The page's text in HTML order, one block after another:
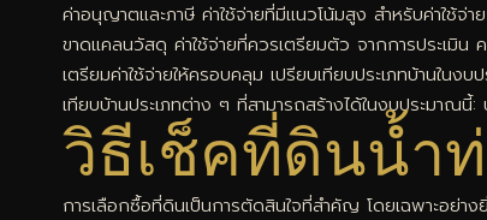
ค่าอนุญาตและภาษี ค่าใช้จ่ายที่มีแนวโน้มสูง สำหรับค่าใช้จ่
ขาดแคลนวัสดุ ค่าใช้จ่ายที่ควรเตรียมตัว จากการประเมิ
เตรียมค่าใช้จ่ายให้ครอบคลุม เปรียบเทียบประเภทบ้านในง
เทียบบ้านประเภทต่าง ๆ ที่สามารถสร้างได้ในงบประมาณ
วิธีเช็คที่ดินน้ำ
การเลือกซื้อที่ดินเป็นการตัดสินใจที่สำคัญ โดยเฉพาะอย่